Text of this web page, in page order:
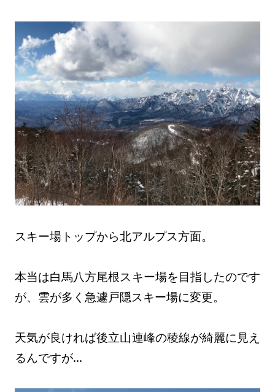
スキー場トップから北アルプス方面。
本当は白馬八方尾根スキー場を目指したのです
が、雲が多く急遽戸隠スキー場に変更。
天気が良ければ後立山連峰の稜線が綺麗に見え
るんですが…